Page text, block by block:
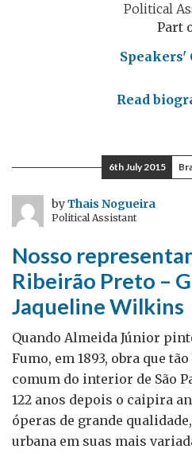
Political
Part
Speakers'
Read
6th July 2015
byThais Nogueira
Political Assistant
Nosso
Ribeirão Preto –
Jaqueline Wilkins
Quando Almeida Júnior
Fumo, em 1893, obra que
comum do interior de São
122 anos depois o caipira
óperas de grande
urbana em suas mais